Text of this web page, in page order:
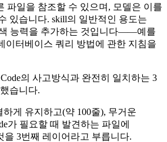
파일을 참조할 수 있으며, 모델은 이를
있습니다. skill의 일반적인 용도는
능력을 추가하는 것입니다——예를
이터베이스 쿼리 방법에 관한 지침을
Code의 사고방식과 완전히 일치하는 3
습니다.
게 유지하고(약 100줄), 무거운
가 필요할 때 발견하는 파일에
을 3번째 레이어라고 부릅니다.